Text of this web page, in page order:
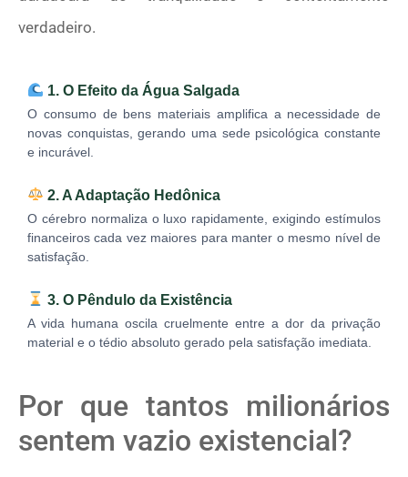
verdadeiro.
1. O Efeito da Água Salgada
O consumo de bens materiais amplifica a necessidade de
novas conquistas, gerando uma sede psicológica constante
e incurável.
2. A Adaptação Hedônica
O cérebro normaliza o luxo rapidamente, exigindo estímulos
financeiros cada vez maiores para manter o mesmo nível de
satisfação.
3. O Pêndulo da Existência
A vida humana oscila cruelmente entre a dor da privação
material e o tédio absoluto gerado pela satisfação imediata.
Por que tantos milionários
sentem vazio existencial?